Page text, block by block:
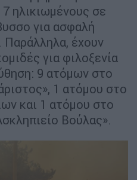
ηλικιωμένους σε
για ασφαλή
Παράλληλα, έχουν
για φιλοξενία
9 ατόμων στο
1 ατόμου στο
και 1 ατόμου στο
Βούλας».